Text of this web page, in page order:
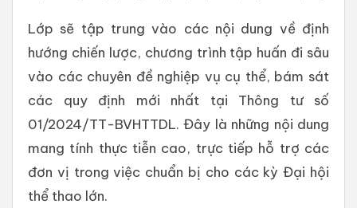
Lớp sẽ tập trung vào các nội dung về định
hướng chiến lược, chương trình tập huấn đi sâu
vào các chuyên đề nghiệp vụ cụ thể, bám sát
các quy định mới nhất tại Thông tư số
01/2024/TT-BVHTTDL. Đây là những nội dung
mang tính thực tiễn cao, trực tiếp hỗ trợ các
đơn vị trong việc chuẩn bị cho các kỳ Đại hội
thể thao lớn.